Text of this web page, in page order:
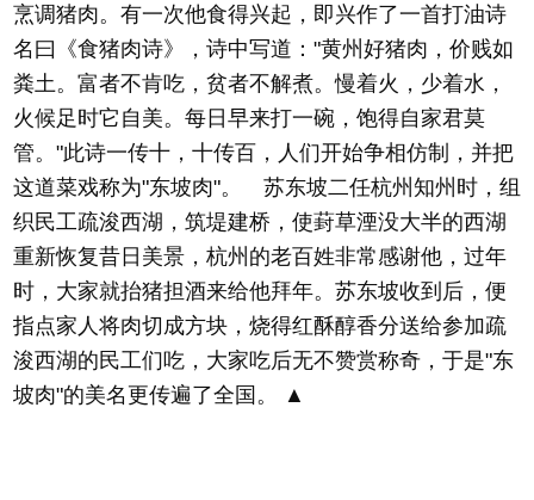
烹调猪肉。有一次他食得兴起，即兴作了一首打油诗
名曰《食猪肉诗》，诗中写道："黄州好猪肉，价贱如
粪土。富者不肯吃，贫者不解煮。慢着火，少着水，
火候足时它自美。每日早来打一碗，饱得自家君莫
管。"此诗一传十，十传百，人们开始争相仿制，并把
这道菜戏称为"东坡肉"。 苏东坡二任杭州知州时，组
织民工疏浚西湖，筑堤建桥，使葑草湮没大半的西湖
重新恢复昔日美景，杭州的老百姓非常感谢他，过年
时，大家就抬猪担酒来给他拜年。苏东坡收到后，便
指点家人将肉切成方块，烧得红酥醇香分送给参加疏
浚西湖的民工们吃，大家吃后无不赞赏称奇，于是"东
坡肉"的美名更传遍了全国。 ▲